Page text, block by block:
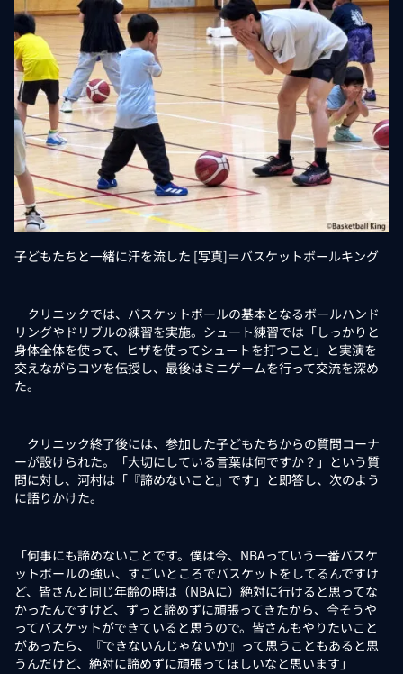
子どもたちと一緒に汗を流した [写真]＝バスケットボールキング
クリニックでは、バスケットボールの基本となるボールハンド
リングやドリブルの練習を実施。シュート練習では「しっかりと
身体全体を使って、ヒザを使ってシュートを打つこと」と実演を
交えながらコツを伝授し、最後はミニゲームを行って交流を深め
た。
クリニック終了後には、参加した子どもたちからの質問コーナ
ーが設けられた。「大切にしている言葉は何ですか？」という質
問に対し、河村は「『諦めないこと』です」と即答し、次のよう
に語りかけた。
「何事にも諦めないことです。僕は今、NBAっていう一番バスケ
ットボールの強い、すごいところでバスケットをしてるんですけ
ど、皆さんと同じ年齢の時は（NBAに）絶対に行けると思ってな
かったんですけど、ずっと諦めずに頑張ってきたから、今そうや
ってバスケットができていると思うので。皆さんもやりたいこと
があったら、『できないんじゃないか』って思うこともあると思
うんだけど、絶対に諦めずに頑張ってほしいなと思います」